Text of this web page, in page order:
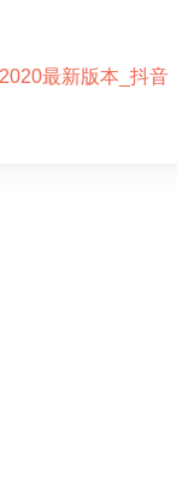
最新版本_抖音